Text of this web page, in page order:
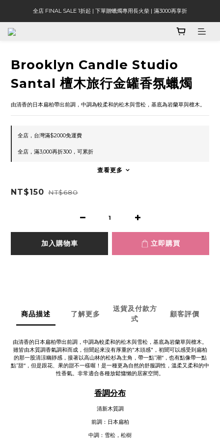
全店 FINAL SALE 1折起 | 下單贈蠟燭專用長火柴 | 滿3000再享折
Brooklyn Candle Studio
Santal 檀木旅行金罐香氛蠟燭
由清香的日本扁柏帶出前調，中調為較柔和的松木與雪松，基底為岩蘭草與檀木。
全店，台灣滿$2000免運費
全店，滿3,000再折300，可累折
查看更多
NT$150 NT$680
加入購物車 立即購買
商品描述 了解更多
送貨及付款方
式
顧客評價
由清香的日本扁柏帶出前調，中調為較柔和的松木與雪松，基底為岩蘭草與檀木。
雖皆由木質調香氣調和而成，但聞起來沒有厚重的"木頭感"，初聞可以感受到扁柏
的那一股清涼幽靜感，接著以高山林的松杉為主角，帶一點”潮“，也有點像帶一點
點”甜“，但是跟花、果的甜不一樣喔！是一種更為自然的舒服調性，溫柔又柔和的中
性香氣。非常適合各種放鬆慵懶的居家空間。
香調分布
清新木質調
前調：日本扁柏
中調：雪松，松樹